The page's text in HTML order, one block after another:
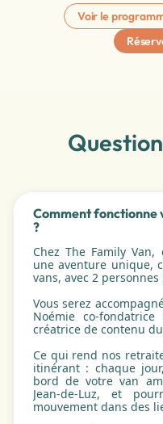
Voir le
Comment
?
Chez The Family
une aventure unique,
vans, avec 2
Vous serez
Noémie co-
créatrice de contenu
Ce qui rend nos
itinérant : chaque
bord de votre van
Jean-de-Luz, et
mouvement dans des